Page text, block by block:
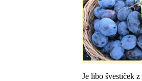
Je libo švestiček